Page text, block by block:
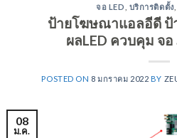
จอ LED บริการติดตั้ง
ป้ายโฆษณาแอลอีดี ป้
ผลLED ควบคุม จ
POSTED ON 8 มกราคม 2022 BY
08
ม.ค.